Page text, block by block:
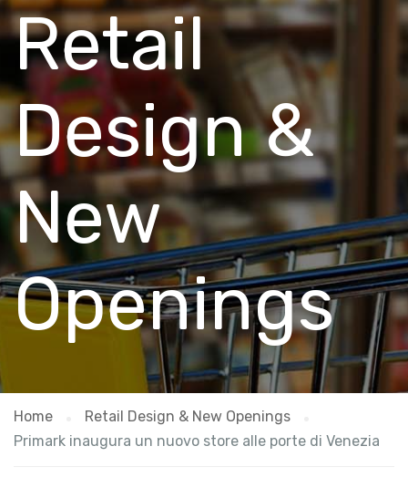
Retail
Design &
New
Openings
Home
Retail Design & New Openings
Primark inaugura un nuovo store alle porte di Venezia